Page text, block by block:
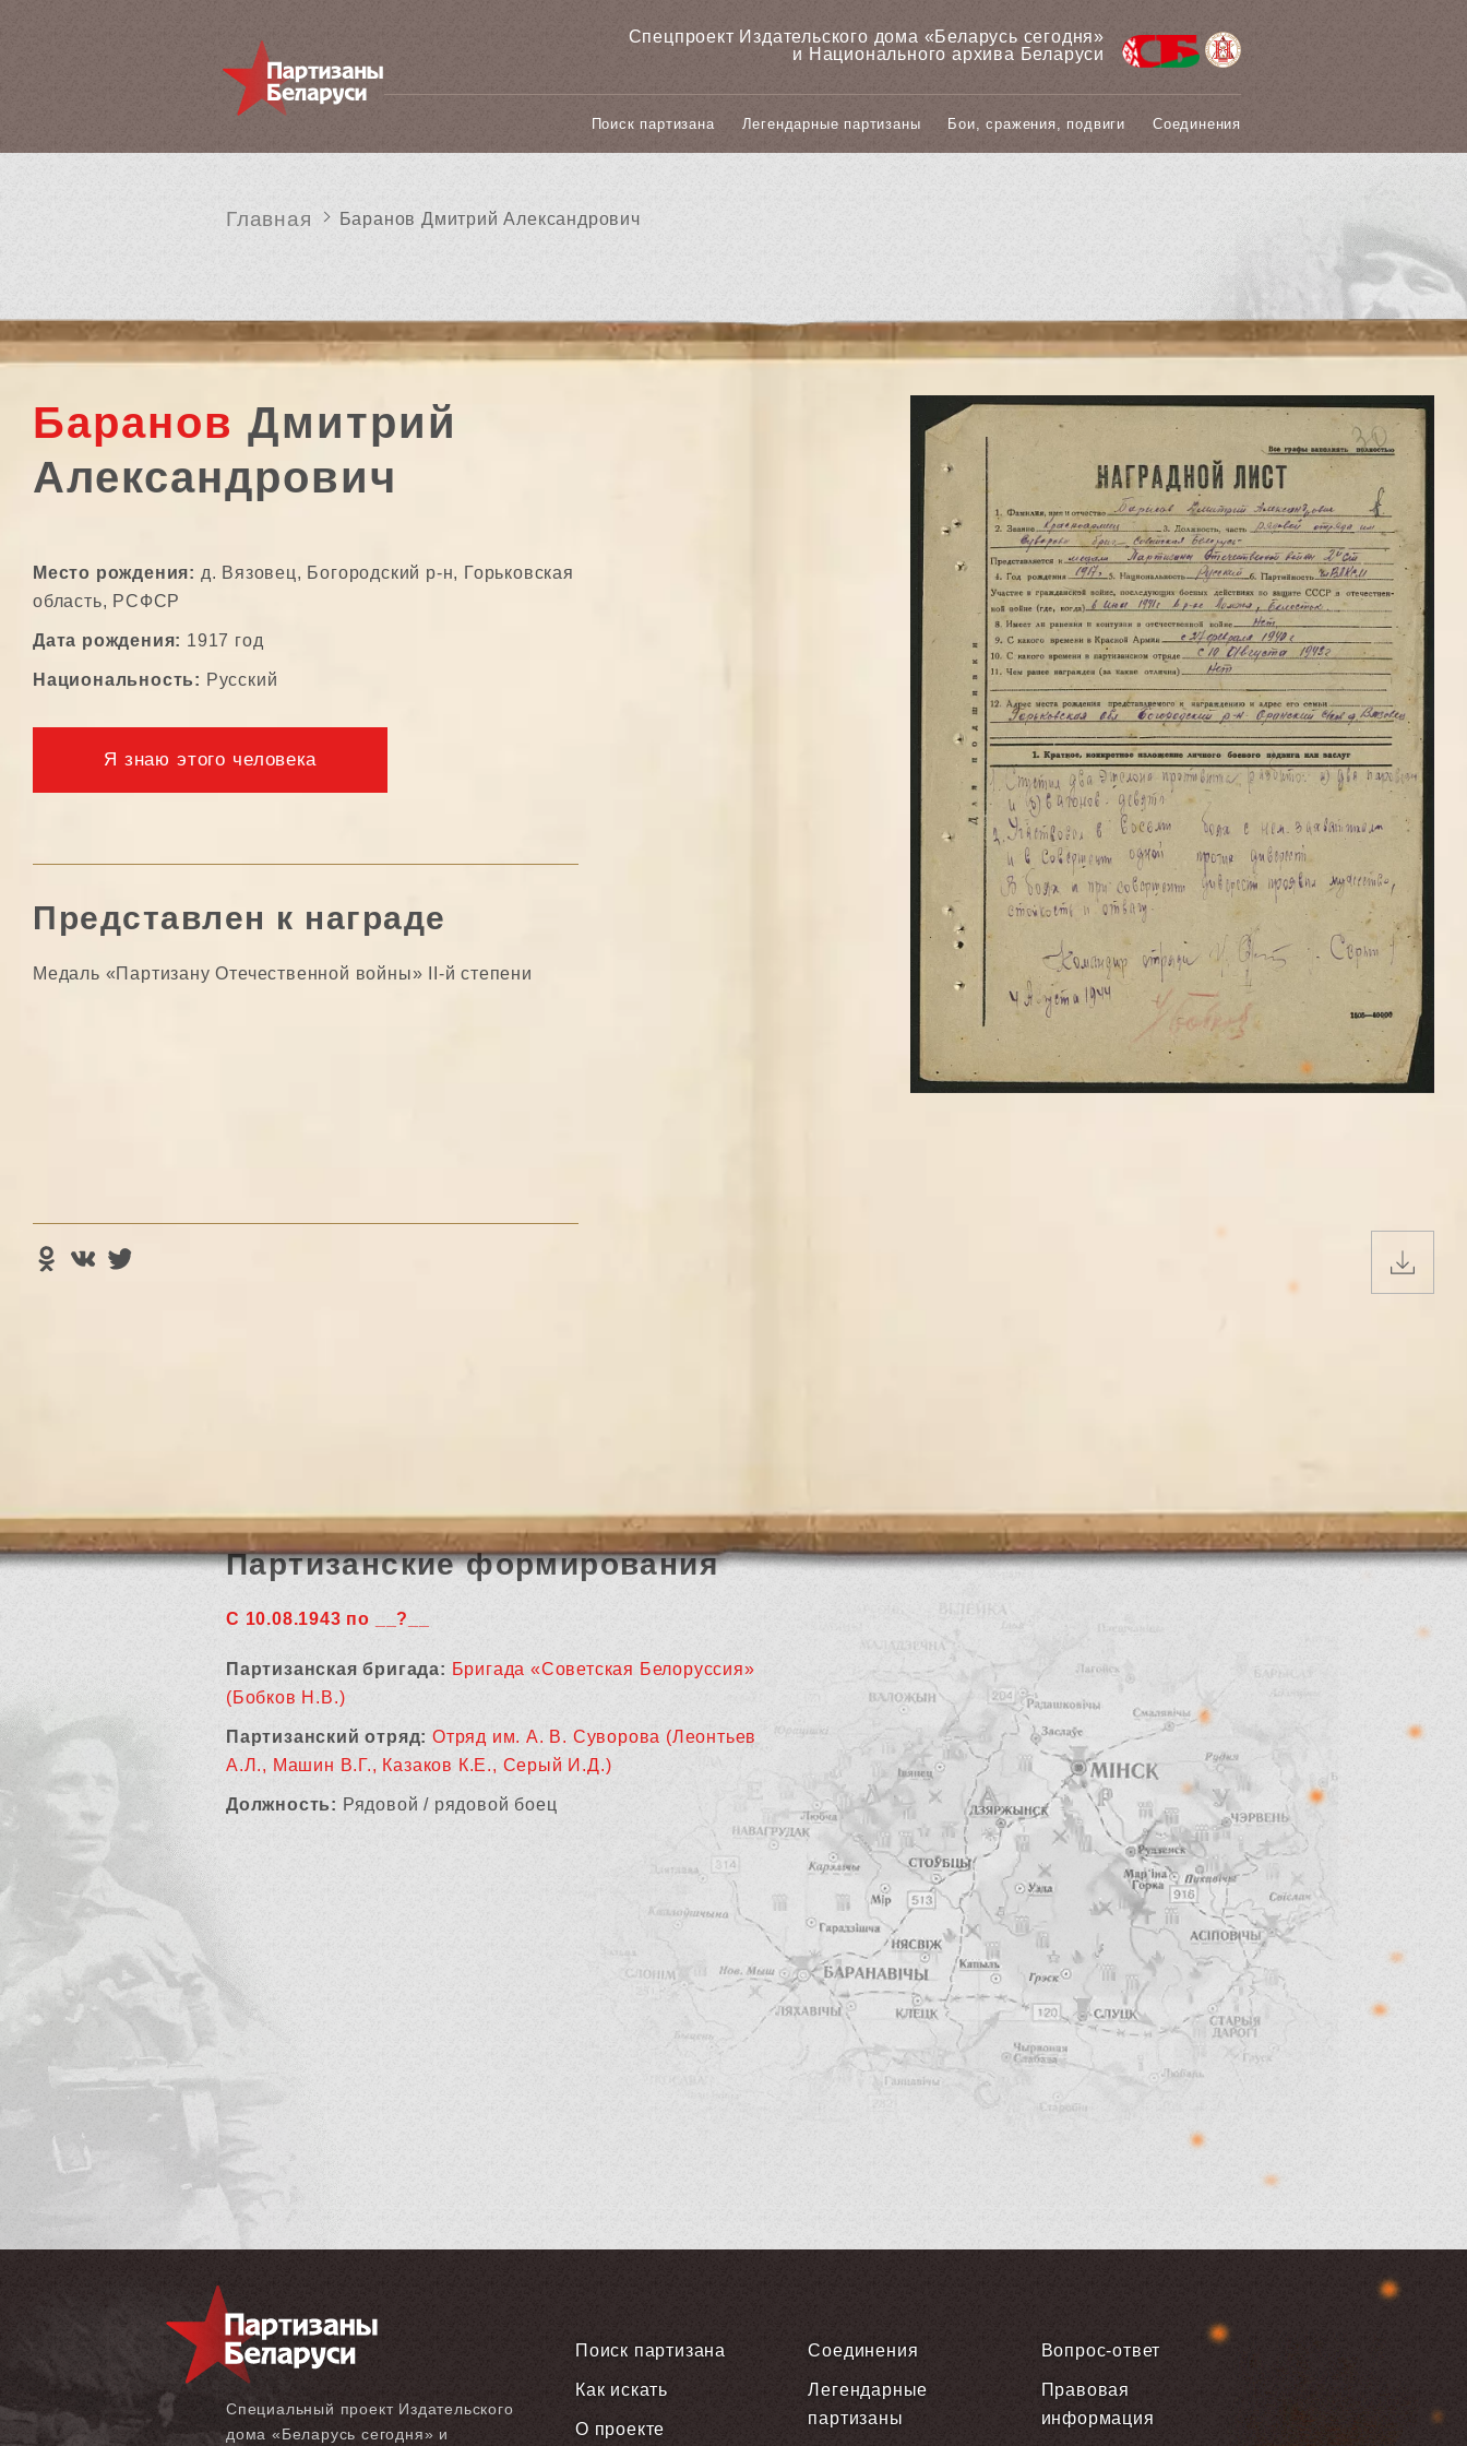
Спецпроект Издательского дома «‎Беларусь сегодня»
и Национального архива Беларуси
Поиск партизана Легендарные партизаны Бои, сражения, подвиги Соединения
Главная Баранов Дмитрий Александрович
Баранов Дмитрий
Александрович
Место рождения: д. Вязовец, Богородский р-н, Горьковская
область, РСФСР
Дата рождения: 1917 год
Национальность: Русский
Я знаю этого человека
Представлен к награде
Медаль «Партизану Отечественной войны» II-й степени
Партизанские формирования
С 10.08.1943 по __?__
Партизанская бригада: Бригада «Советская Белоруссия»
(Бобков Н.В.)
Партизанский отряд: Отряд им. А. В. Суворова (Леонтьев
А.Л., Машин В.Г., Казаков К.Е., Серый И.Д.)
Должность: Рядовой / рядовой боец
Специальный проект Издательского
дома «‎Беларусь сегодня» и
Поиск партизана
Как искать
О проекте
Соединения
Легендарные
партизаны
Вопрос-ответ
Правовая
информация